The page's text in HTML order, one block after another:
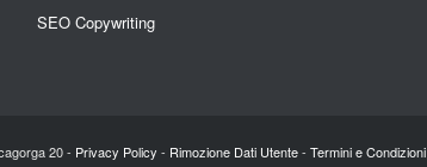
SEO Copywriting
20 - Privacy Policy - Rimozione Dati Utente- Termini e Condizioni